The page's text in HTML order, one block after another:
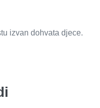
izvan dohvata djece.